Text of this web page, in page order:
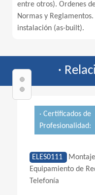
entre otros). Ordenes
Normas y
instalación (as-built).
·
· Certificados de
Profesionalidad:
ELES0111
Equipamiento de
Telefonía